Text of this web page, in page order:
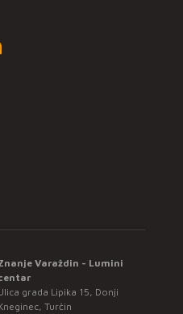
Varaždin - Lumini
grada Lipika 15, Donji
Turčin